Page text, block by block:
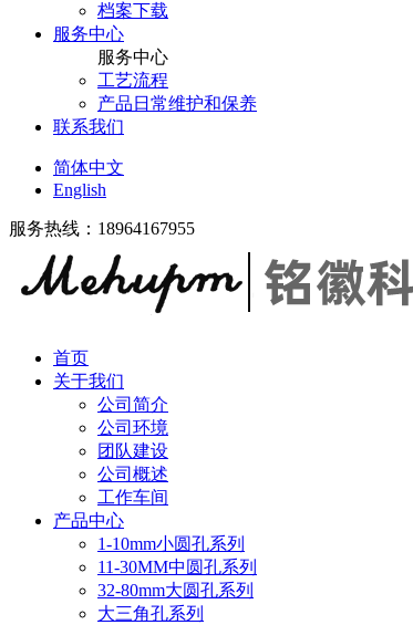
档案下载
服务中心
服务中心
工艺流程
产品日常维护和保养
联系我们
简体中文
English
服务热线：18964167955
首页
关于我们
公司简介
公司环境
团队建设
公司概述
工作车间
产品中心
1-10mm小圆孔系列
11-30MM中圆孔系列
32-80mm大圆孔系列
大三角孔系列